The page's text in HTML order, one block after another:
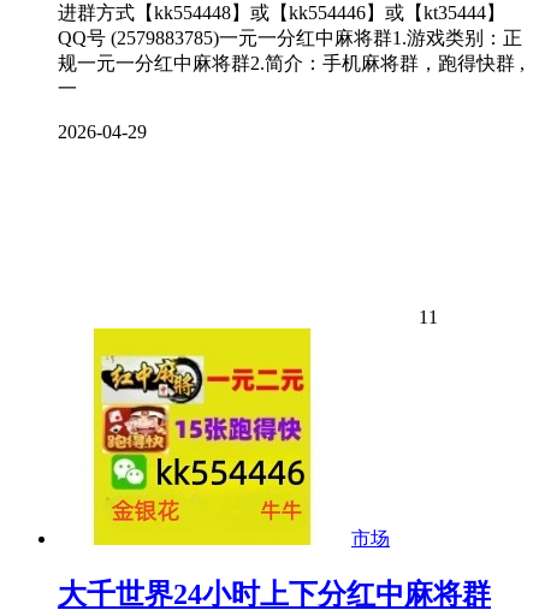
进群方式【kk554448】或【kk554446】或【kt35444】
QQ号 (2579883785)一元一分红中麻将群1.游戏类别：正
规一元一分红中麻将群2.简介：手机麻将群，跑得快群 ,
一
2026-04-29
11
市场
大千世界24小时上下分红中麻将群